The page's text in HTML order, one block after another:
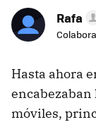
Rafa
Hasta ahora
encabezaban
móviles,